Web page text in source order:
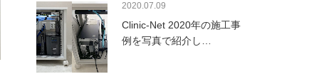
2020.07.09
Clinic-Net 2020年の施工事
例を写真で紹介し…